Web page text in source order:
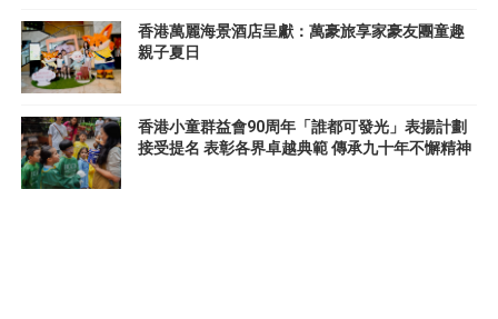
香港萬麗海景酒店呈獻：萬豪旅享家豪友團童趣
親子夏日
香港小童群益會90周年「誰都可發光」表揚計劃
接受提名 表彰各界卓越典範 傳承九十年不懈精神